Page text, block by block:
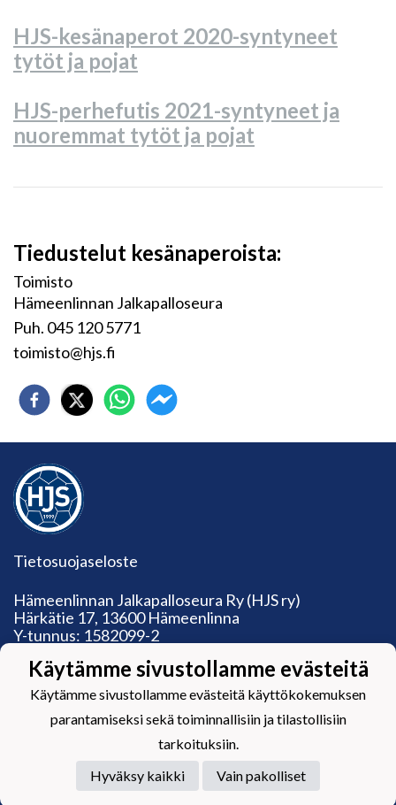
HJS-kesänaperot 2020-syntyneet
tytöt ja pojat
HJS-perhefutis 2021-syntyneet ja
nuoremmat tytöt ja pojat
Tiedustelut kesänaperoista:
Toimisto
Hämeenlinnan Jalkapalloseura
Puh. 045 120 5771
toimisto@hjs.fi
Tietosuojaseloste
Hämeenlinnan Jalkapalloseura Ry (HJS ry)
Härkätie 17, 13600 Hämeenlinna
Y-tunnus: 1582099-2
Toimiston aukioloajat:
Ma: suljettu
Ti: 13‒19, ke-pe: 9‒15.30
Käytämme sivustollamme evästeitä
Käytämme sivustollamme evästeitä käyttökokemuksen
parantamiseksi sekä toiminnallisiin ja tilastollisiin
tarkoituksiin.
Hyväksy kaikki
Vain pakolliset